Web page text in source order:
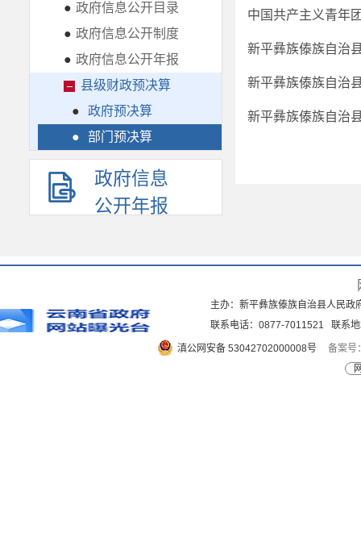
● 政府信息公开目录
● 政府信息公开制度
● 政府信息公开年报
县级财政预决算
●
政府预决算
●
部门预决算
政府信息
公开年报
中国共产主义青年
新平彝族傣族自治
新平彝族傣族自治
新平彝族傣族自治
主办：新平彝族傣族自治县人民
联系电话：0877-7011521 联系
滇公网安备 53042702000008号
备案号